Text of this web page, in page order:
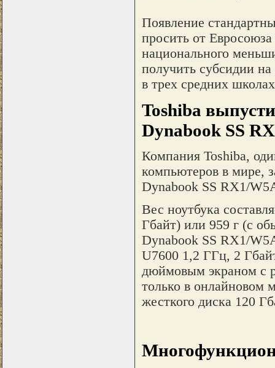
Появление
просить от
национального
получить субсидии
в трех средних
Toshiba
Dynabook SS
Компания Toshiba,
компьютеров в мире,
Dynabook SS RX1/
Вес ноутбука
Гбайт) или 959 г (с
Dynabook SS RX1/
U7600 1,2 ГГц, 2
дюймовым экраном с
только в онлайновом
жесткого диска 120